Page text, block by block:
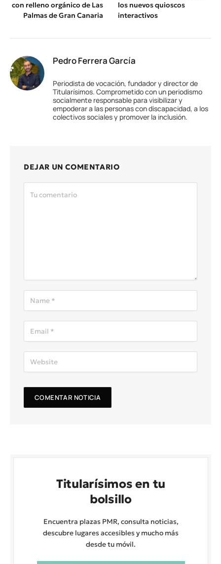
con relleno orgánico de Las
Palmas de Gran Canaria
los nuevos quioscos
interactivos
Pedro Ferrera García
Periodista de vocación, fundador y director de
Titularísimos. Comprometido con un periodismo
socialmente responsable para visibilizar y
empoderar a las personas con discapacidad, a los
colectivos sociales y promover la inclusión.
DEJAR UN COMENTARIO
Titularísimos en tu
bolsillo
Encuentra plazas PMR, consulta noticias,
descubre lugares accesibles y mucho más
desde tu móvil.